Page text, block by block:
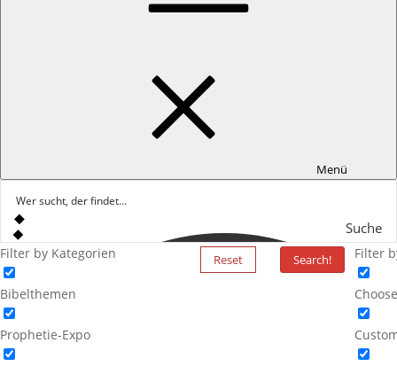
Menü
Suche
Filter by Kategorien
Bibelthemen
Prophetie-Expo
Reset Search! Filter